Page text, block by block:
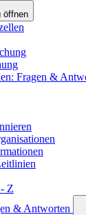
öffnen
Fragen &
Z
& Antworten